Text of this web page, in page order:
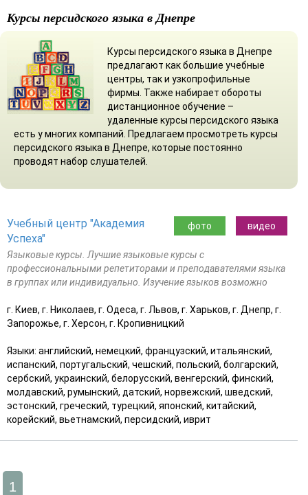
Курсы персидского языка в Днепре
Курсы персидского языка в Днепре
предлагают как большие учебные
центры, так и узкопрофильные
фирмы. Также набирает обороты
дистанционное обучение –
удаленные курсы персидского языка
есть у многих компаний. Предлагаем просмотреть курсы
персидского языка в Днепре, которые постоянно
проводят набор слушателей.
видео
фото
Учебный центр "Академия
Успеха"
Языковые курсы. Лучшие языковые курсы с
профессиональными репетиторами и преподавателями языка
в группах или индивидуально. Изучение языков возможно
г. Киев, г. Николаев, г. Одеса, г. Львов, г. Харьков, г. Днепр, г.
Запорожье, г. Херсон, г. Кропивницкий
Языки: английский, немецкий, французский, итальянский,
испанский, португальский, чешский, польский, болгарский,
сербский, украинский, белорусский, венгерский, финский,
молдавский, румынский, датский, норвежский, шведский,
эстонский, греческий, турецкий, японский, китайский,
корейский, вьетнамский, персидский, иврит
1